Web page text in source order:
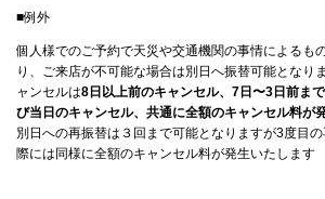
■例外
個人様でのご予約で天災や交通機関の事情によるも
り、ご来店が不可能な場合は別日へ振替可能となり
ャンセルは8日以上前のキャンセル、 7日〜3日前ま
び当日のキャンセル、共通に全額のキャンセル料が
別日への再振替は３回まで可能となりますが3度目
際には同様に全額のキャンセル料が発生いたします